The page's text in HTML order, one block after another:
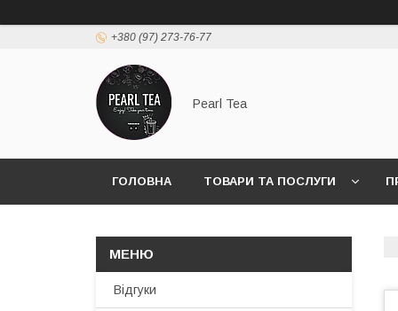
+380 (97) 273-76-77
Pearl Tea
ГОЛОВНА ТОВАРИ ТА ПОСЛУГИ
Відгуки